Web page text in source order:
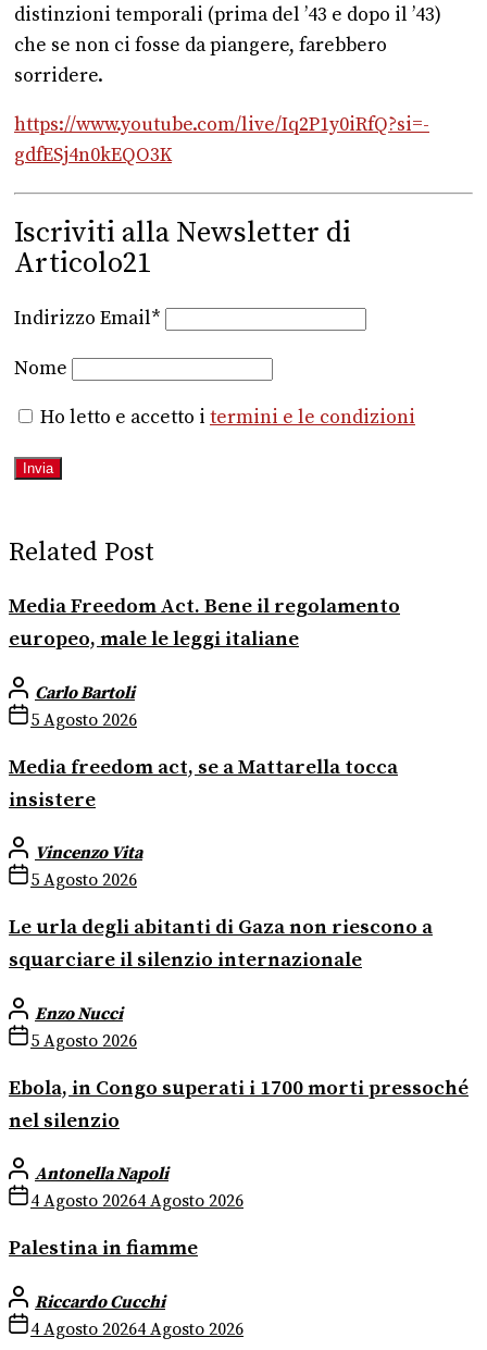
distinzioni temporali (prima del ’43 e dopo il ’43)
che se non ci fosse da piangere, farebbero
sorridere.
https://www.youtube.com/live/Iq2P1y0iRfQ?si=-
gdfESj4n0kEQO3K
Iscriviti alla Newsletter di
Articolo21
Indirizzo Email*
Nome
Ho letto e accetto i termini e le condizioni
Related Post
Media Freedom Act. Bene il regolamento
europeo, male le leggi italiane
Carlo Bartoli
5 Agosto 2026
Media freedom act, se a Mattarella tocca
insistere
Vincenzo Vita
5 Agosto 2026
Le urla degli abitanti di Gaza non riescono a
squarciare il silenzio internazionale
Enzo Nucci
5 Agosto 2026
Ebola, in Congo superati i 1700 morti pressoché
nel silenzio
Antonella Napoli
4 Agosto 20264 Agosto 2026
Palestina in fiamme
Riccardo Cucchi
4 Agosto 20264 Agosto 2026